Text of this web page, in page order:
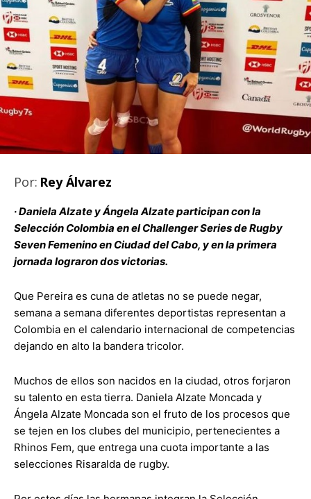
Por: Rey Álvarez
·Daniela Alzate y Ángela Alzate participan con la
Selección Colombia en el Challenger Series de Rugby
Seven Femenino en Ciudad del Cabo, y en la primera
jornada lograron dos victorias.
Que Pereira es cuna de atletas no se puede negar,
semana a semana diferentes deportistas representan a
Colombia en el calendario internacional de competencias
dejando en alto la bandera tricolor.
Muchos de ellos son nacidos en la ciudad, otros forjaron
su talento en esta tierra. Daniela Alzate Moncada y
Ángela Alzate Moncada son el fruto de los procesos que
se tejen en los clubes del municipio, pertenecientes a
Rhinos Fem, que entrega una cuota importante a las
selecciones Risaralda de rugby.